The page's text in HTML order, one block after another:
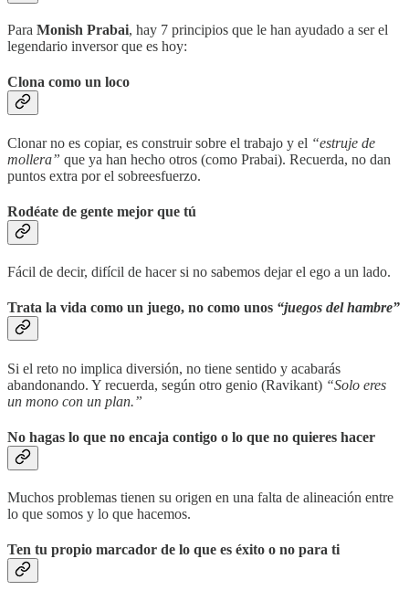
Para Monish Prabai, hay 7 principios que le han ayudado a ser el
legendario inversor que es hoy:
Clona como un loco
Clonar no es copiar, es construir sobre el trabajo y el “estruje de
mollera” que ya han hecho otros (como Prabai). Recuerda, no dan
puntos extra por el sobreesfuerzo.
Rodéate de gente mejor que tú
Fácil de decir, difícil de hacer si no sabemos dejar el ego a un lado.
Trata la vida como un juego, no como unos “juegos del hambre”
Si el reto no implica diversión, no tiene sentido y acabarás
abandonando. Y recuerda, según otro genio (Ravikant) “Solo eres
un mono con un plan.”
No hagas lo que no encaja contigo o lo que no quieres hacer
Muchos problemas tienen su origen en una falta de alineación entre
lo que somos y lo que hacemos.
Ten tu propio marcador de lo que es éxito o no para ti